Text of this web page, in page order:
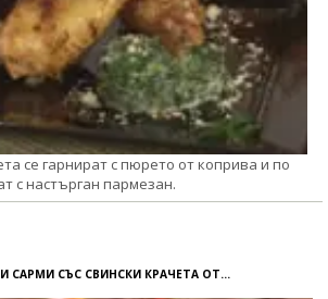
се гарнират с пюрето от коприва и по
с настърган пармезан.
САРМИ СЪС СВИНСКИ КРАЧЕТА ОТ...